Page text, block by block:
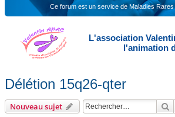
Ce forum est un service de Maladies
L'association
l'animation
Délétion 15q26-qter
Nouveau sujet